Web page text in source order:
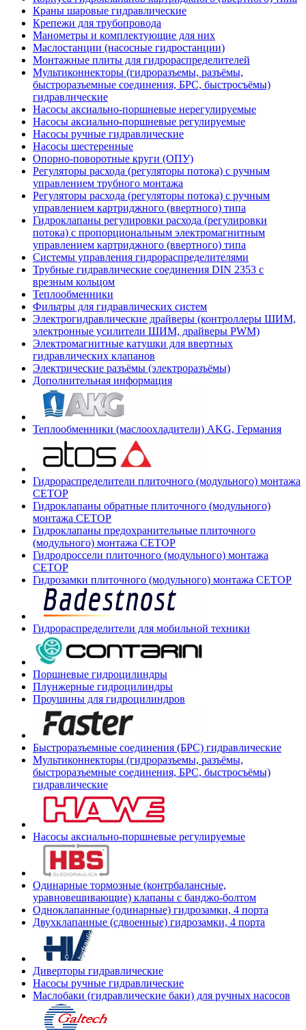
Краны шаровые гидравлические
Крепежи для трубопровода
Манометры и комплектующие для них
Маслостанции (насосные гидростанции)
Монтажные плиты для гидрораспределителей
Мультиконнекторы (гидроразъемы, разъёмы,
быстроразъемные соединения, БРС, быстросъёмы)
гидравлические
Насосы аксиально-поршневые нерегулируемые
Насосы аксиально-поршневые регулируемые
Насосы ручные гидравлические
Насосы шестеренные
Опорно-поворотные круги (ОПУ)
Регуляторы расхода (регуляторы потока) с ручным
управлением трубного монтажа
Регуляторы расхода (регуляторы потока) с ручным
управлением картриджного (ввертного) типа
Гидроклапаны регулировки расхода (регулировки
потока) с пропорциональным электромагнитным
управлением картриджного (ввертного) типа
Системы управления гидрораспределителями
Трубные гидравлические соединения DIN 2353 с
врезным кольцом
Теплообменники
Фильтры для гидравлических систем
Электрогидравлические драйверы (контроллеры ШИМ,
электронные усилители ШИМ, драйверы PWM)
Электромагнитные катушки для ввертных
гидравлических клапанов
Электрические разъёмы (электроразъёмы)
Дополнительная информация
Теплообменники (маслоохладители) AKG, Германия
Гидрораспределители плиточного (модульного) монтажа
СЕТОР
Гидроклапаны обратные плиточного (модульного)
монтажа CETOP
Гидроклапаны предохранительные плиточного
(модульного) монтажа CETOP
Гидродроссели плиточного (модульного) монтажа
CETOP
Гидрозамки плиточного (модульного) монтажа CETOP
Гидрораспределители для мобильной техники
Поршневые гидроцилиндры
Плунжерные гидроцилиндры
Проушины для гидроцилиндров
Быстроразъемные соединения (БРС) гидравлические
Мультиконнекторы (гидроразъемы, разъёмы,
быстроразъемные соединения, БРС, быстросъёмы)
гидравлические
Насосы аксиально-поршневые регулируемые
Одинарные тормозные (контрбалансные,
уравновешивающие) клапаны с банджо-болтом
Одноклапанные (одинарные) гидрозамки, 4 порта
Двухклапанные (сдвоенные) гидрозамки, 4 порта
Диверторы гидравлические
Насосы ручные гидравлические
Маслобаки (гидравлические баки) для ручных насосов